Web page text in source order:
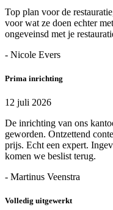
Top plan voor de
voor wat ze doen echter
ongeveinsd met je
- Nicole Evers
Prima inrichting
12 juli 2026
De inrichting van ons
geworden. Ontzettend
prijs. Echt een expert.
komen we beslist terug.
- Martinus Veenstra
Volledig uitgewerkt